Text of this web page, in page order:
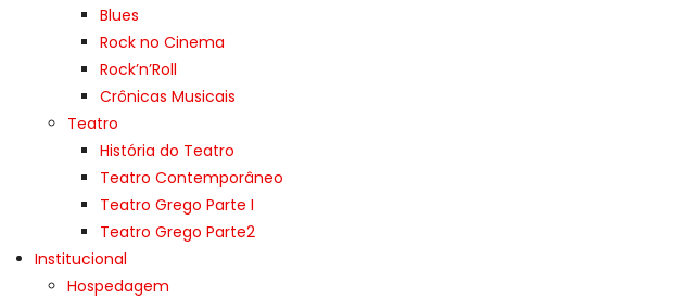
Blues
Rock no Cinema
Rock’n’Roll
Crônicas Musicais
Teatro
História do Teatro
Teatro Contemporâneo
Teatro Grego Parte I
Teatro Grego Parte2
Institucional
Hospedagem